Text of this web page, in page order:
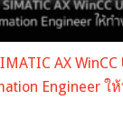
AX
Engineer ใ